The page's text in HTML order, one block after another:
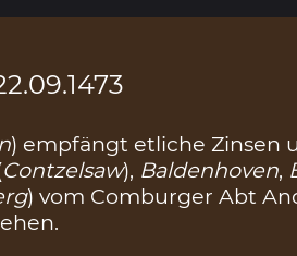
) empfängt etliche Zinsen
Contzelsaw), Baldenhoven,
) vom Comburger Abt